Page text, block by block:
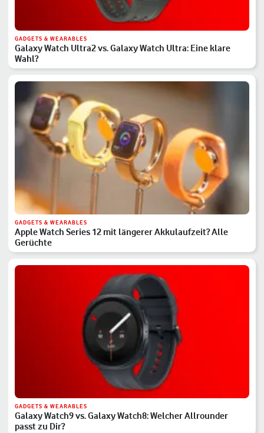
GADGETS & WEARABLES
Galaxy Watch Ultra2 vs. Galaxy Watch Ultra: Eine klare
Wahl?
GADGETS & WEARABLES
Apple Watch Series 12 mit längerer Akkulaufzeit? Alle
Gerüchte
GADGETS & WEARABLES
Galaxy Watch9 vs. Galaxy Watch8: Welcher Allrounder
passt zu Dir?